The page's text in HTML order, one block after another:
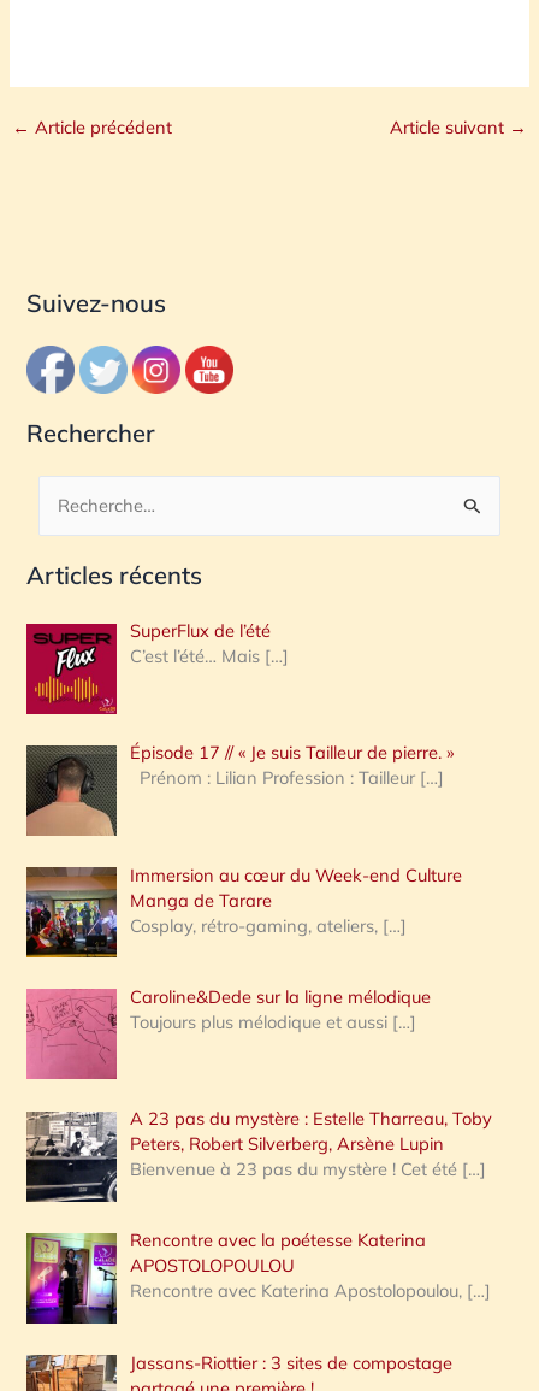
← Article précédent Article suivant →
Suivez-nous
Rechercher
c
e
r
c
h
e
:
Articles récents
SuperFlux de l’été
C’est l’été… Mais […]
Épisode 17 // « Je suis Tailleur de pierre. »
Prénom : Lilian Profession : Tailleur […]
Immersion au cœur du Week-end Culture
Manga de Tarare
Cosplay, rétro-gaming, ateliers, […]
Caroline&Dede sur la ligne mélodique
Toujours plus mélodique et aussi […]
A 23 pas du mystère : Estelle Tharreau, Toby
Peters, Robert Silverberg, Arsène Lupin
Bienvenue à 23 pas du mystère ! Cet été […]
Rencontre avec la poétesse Katerina
APOSTOLOPOULOU
Rencontre avec Katerina Apostolopoulou, […]
Jassans-Riottier : 3 sites de compostage